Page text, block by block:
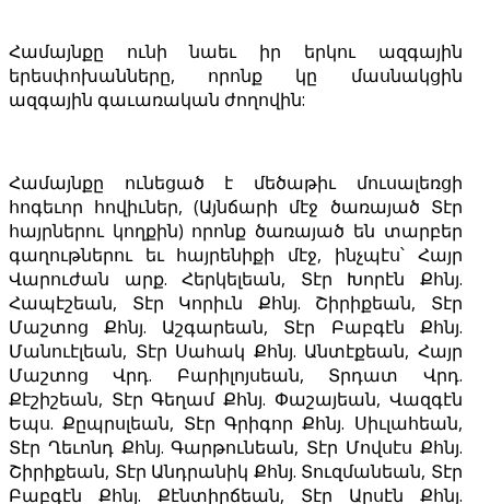
Համայնքը ունի նաեւ իր երկու ազգային
երեսփոխանները, որոնք կը մասնակցին
ազգային գաւառական ժողովին:
Համայնքը ունեցած է մեծաթիւ մուսալեռցի
հոգեւոր հովիւներ, (Այնճարի մէջ ծառայած Տէր
հայրներու կողքին) որոնք ծառայած են տարբեր
գաղութներու եւ հայրենիքի մէջ, ինչպէս՝ Հայր
Վարուժան արք. Հերկելեան, Տէր Խորէն Քհնյ.
Հապէշեան, Տէր Կորիւն Քհնյ. Շիրիքեան, Տէր
Մաշտոց Քհնյ. Աշգարեան, Տէր Բաբգէն Քհնյ.
Մանուէլեան, Տէր Սահակ Քհնյ. Անտէքեան, Հայր
Մաշտոց Վրդ. Բարիլոյսեան, Տրդատ Վրդ.
Քէշիշեան, Տէր Գեղամ Քհնյ. Փաշայեան, Վազգէն
Եպս. Քըպրսլեան, Տէր Գրիգոր Քհնյ. Սիւլահեան,
Տէր Ղեւոնդ Քհնյ. Գարթունեան, Տէր Մովսէս Քհնյ.
Շիրիքեան, Տէր Անդրանիկ Քհնյ. Տուզմանեան, Տէր
Բաբգէն Քհնյ. Քէնտիրճեան, Տէր Արսէն Քհնյ.